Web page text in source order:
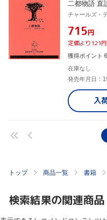
二都物語 直
チャールズ・
¥715円
定価より121
獲得ポイント
在庫なし
発売年月日：
入
トップ 商品一覧 書籍
検索結果の関連商品